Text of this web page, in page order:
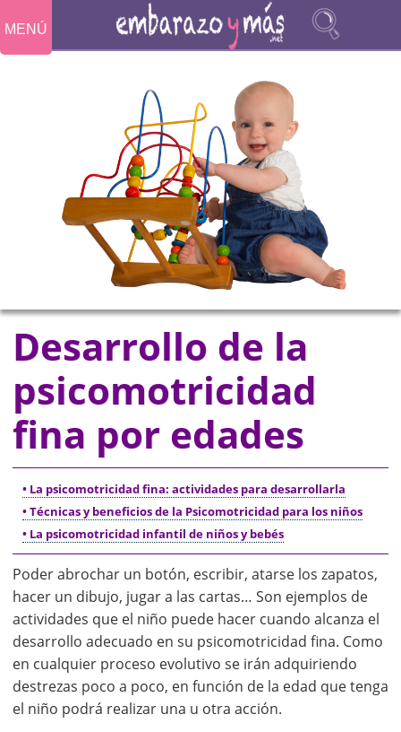
MENÚ
Desarrollo de la
psicomotricidad
fina por edades
• La psicomotricidad fina: actividades para desarrollarla
• Técnicas y beneficios de la Psicomotricidad para los niños
• La psicomotricidad infantil de niños y bebés
Poder abrochar un botón, escribir, atarse los zapatos,
hacer un dibujo, jugar a las cartas… Son ejemplos de
actividades que el niño puede hacer cuando alcanza el
desarrollo adecuado en su psicomotricidad fina. Como
en cualquier proceso evolutivo se irán adquiriendo
destrezas poco a poco, en función de la edad que tenga
el niño podrá realizar una u otra acción.